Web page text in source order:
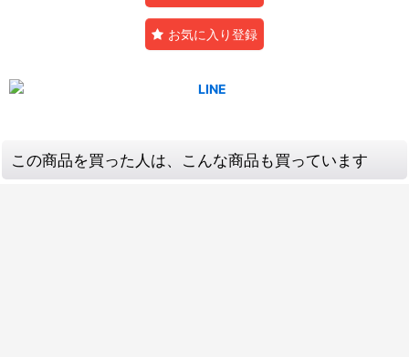
お気に入り登録
この商品を買った人は、こんな商品も買っています